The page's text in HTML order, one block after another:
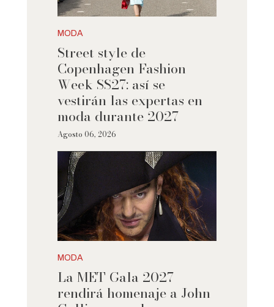
MODA
Street style de
Copenhagen Fashion
Week SS27: así se
vestirán las expertas en
moda durante 2027
Agosto 06, 2026
MODA
La MET Gala 2027
rendirá homenaje a John